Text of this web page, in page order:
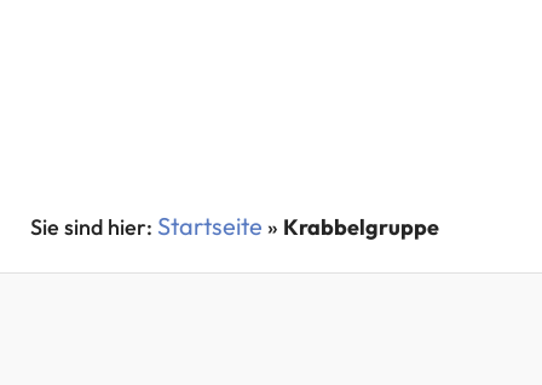
Startseite » Krabbelgruppe